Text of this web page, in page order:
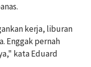
kerja, liburan
Enggak pernah
kata Eduard